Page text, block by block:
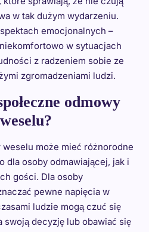
w tak dużym wydarzeniu.
emocjonalnych –
w sytuacjach
z radzeniem sobie ze
zgromadzeniami ludzi.
odmowy
może mieć różnorodne
dla osoby odmawiającej, jak i
gości. Dla osoby
pewne napięcia w
ludzie mogą czuć się
decyzję lub obawiać się